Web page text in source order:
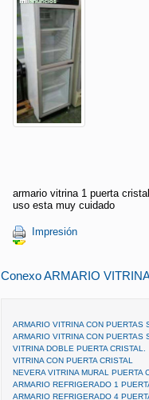
armario vitrina 1 puerta
uso esta muy cuidado
Impresión
Conexo ARMARIO
ARMARIO VITRINA CON PUERTAS
ARMARIO VITRINA CON PUERTAS
VITRINA DOBLE PUERTA CRISTAL.
VITRINA CON PUERTA CRISTAL
NEVERA VITRINA MURAL PUERTA
ARMARIO REFRIGERADO 1
ARMARIO REFRIGERADO 4